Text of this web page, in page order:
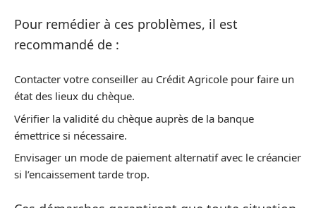
Pour remédier à ces problèmes, il est
recommandé de :
Contacter votre conseiller au Crédit Agricole pour faire un
état des lieux du chèque.
Vérifier la validité du chèque auprès de la banque
émettrice si nécessaire.
Envisager un mode de paiement alternatif avec le créancier
si l’encaissement tarde trop.